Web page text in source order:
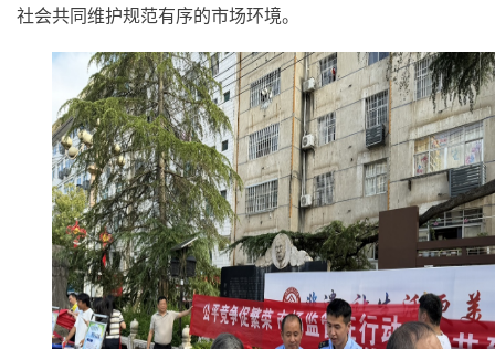
社会共同维护规范有序的市场环境。